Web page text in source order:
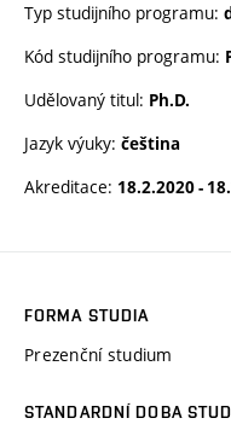
Typ studijního programu:
Kód studijního programu:
Udělovaný titul: Ph.D.
Jazyk výuky: čeština
Akreditace: 18.2.2020 -
FORMA STUDIA
Prezenční studium
STANDARDNÍ DOBA